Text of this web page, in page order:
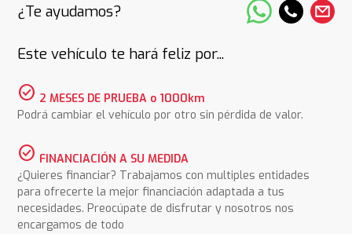
¿Te ayudamos?
Este vehículo te hará feliz por...
check_circle 2 MESES DE PRUEBA o 1000km
Podrá cambiar el vehículo por otro sin pérdida de valor.
check_circle FINANCIACIÓN A SU MEDIDA
¿Quieres financiar? Trabajamos con multiples entidades
para ofrecerte la mejor financiación adaptada a tus
necesidades. Preocúpate de disfrutar y nosotros nos
encargamos de todo